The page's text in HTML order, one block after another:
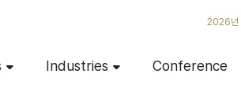
2026년
Industries Conference